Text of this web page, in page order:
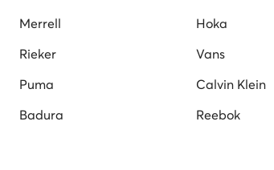
Vans női tornacipők
Merrell Hoka
Rieker Vans
Puma Calvin Klein
Badura Reebok